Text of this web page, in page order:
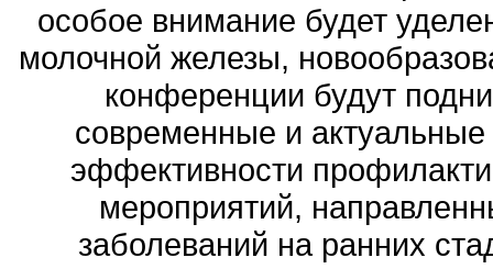
особое внимание будет
молочной железы,
конференции будут
современные и
эффективности
мероприятий,
заболеваний на ранних